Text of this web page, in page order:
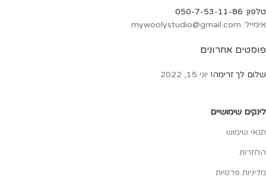
לינקים שימושיים
תנאי שימוש
החזרות
מדיניות פרטיות
פוסטים אחרונים
שלום לך זרימה! יוני 15, 2022
טלפון: 050-7-53-11-86
אימייל: mywoolystudio@gmail.com